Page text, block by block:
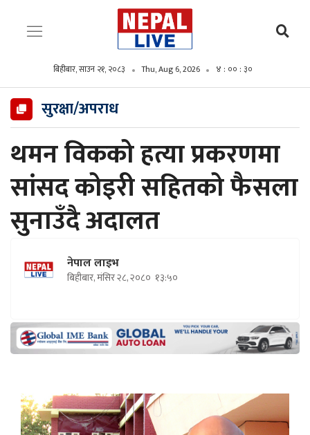
बिहीबार, साउन २१, २०८३ Thu, Aug 6, 2026 ४ : ०० : ३२
सुरक्षा/अपराध
थमन विकको हत्या प्रकरणमा
सांसद कोइरी सहितको फैसला
सुनाउँदै अदालत
नेपाल लाइभ
बिहीबार, मंसिर २८, २०८० १३:५०